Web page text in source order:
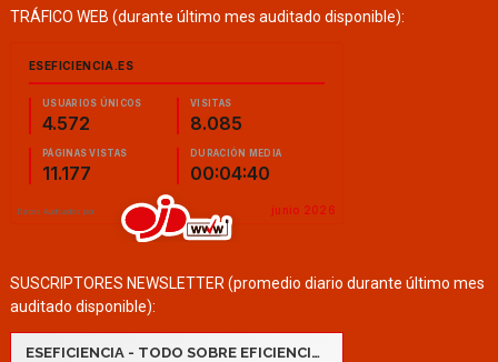
TRÁFICO WEB (durante último mes auditado disponible):
SUSCRIPTORES NEWSLETTER (promedio diario durante último mes
auditado disponible):